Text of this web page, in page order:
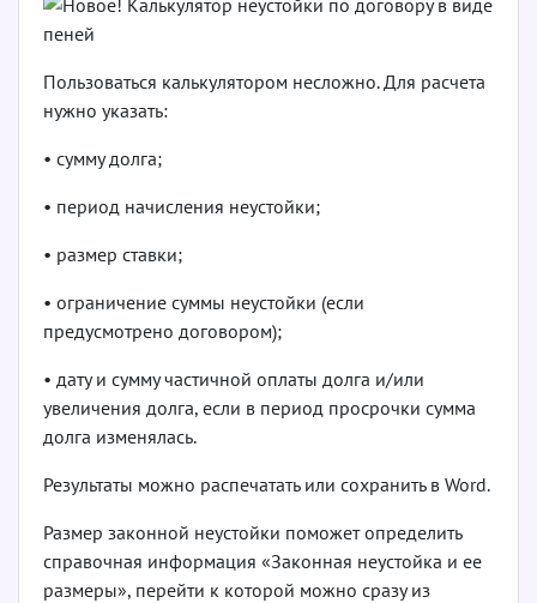
Пользоваться калькулятором несложно. Для расчета
нужно указать:
• сумму долга;
• период начисления неустойки;
• размер ставки;
• ограничение суммы неустойки (если
предусмотрено договором);
• дату и сумму частичной оплаты долга и/или
увеличения долга, если в период просрочки сумма
долга изменялась.
Результаты можно распечатать или сохранить в Word.
Размер законной неустойки поможет определить
справочная информация «Законная неустойка и ее
размеры», перейти к которой можно сразу из